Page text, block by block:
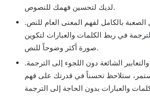
لديك لتحسين فهمك للنصوص.
بالكامل لفهم المعنى العام للنص.
في ربط الكلمات والعبارات لتكوين
صورة أكثر وضوحاً للنص.
الشائعة دون اللجوء إلى الترجمة.
ستلاحظ تحسناً في قدرتك على فهم